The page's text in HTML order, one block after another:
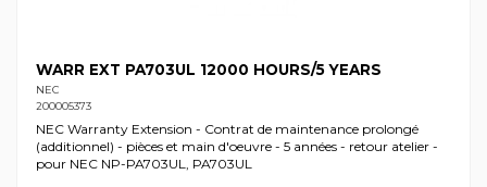
WARR EXT PA703UL 12000 HOURS/5 YEARS
NEC
200005373
NEC Warranty Extension - Contrat de maintenance prolongé
(additionnel) - pièces et main d'oeuvre - 5 années - retour atelier -
pour NEC NP-PA703UL, PA703UL